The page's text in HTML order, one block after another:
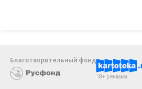
Благотворительный фонд
18+ реклама